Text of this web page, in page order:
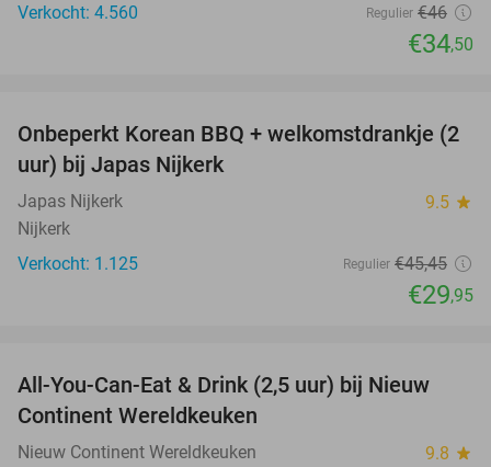
Verkocht: 4.560
Regulier €46
€34,50
34%
Onbeperkt Korean BBQ + welkomstdrankje (2
uur) bij Japas Nijkerk
Japas Nijkerk 9.5 star
Nijkerk
Verkocht: 1.125
Regulier €45,45
€29,95
24%
All-You-Can-Eat & Drink (2,5 uur) bij Nieuw
Continent Wereldkeuken
Nieuw Continent Wereldkeuken 9.8 star